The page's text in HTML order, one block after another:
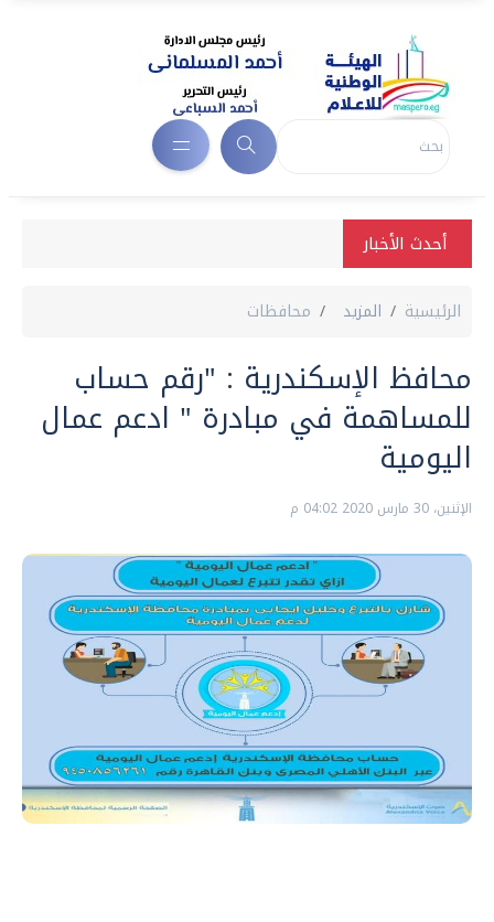
أحدث الأخبار
الرئيسية المزيد محافظات
محافظ الإسكندرية : "رقم حساب
للمساهمة في مبادرة " ادعم عمال
اليومية
الإثنين، 30 مارس 2020 04:02 م